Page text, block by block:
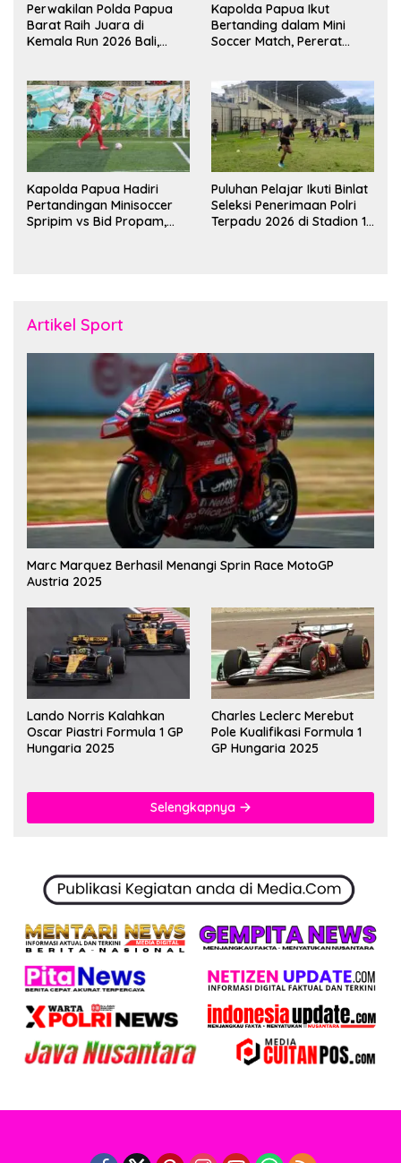
Perwakilan Polda Papua
Barat Raih Juara di
Kemala Run 2026 Bali,
Kapolda Papua Ikut
Bertanding dalam Mini
Soccer Match, Pererat
Kapolda Papua Hadiri
Pertandingan Minisoccer
Spripim vs Bid Propam,
Puluhan Pelajar Ikuti Binlat
Seleksi Penerimaan Polri
Terpadu 2026 di Stadion 16
Artikel Sport
Marc Marquez Berhasil Menangi Sprin Race MotoGP
Austria 2025
Lando Norris Kalahkan
Oscar Piastri Formula 1 GP
Hungaria 2025
Charles Leclerc Merebut
Pole Kualifikasi Formula 1
GP Hungaria 2025
Selengkapnya